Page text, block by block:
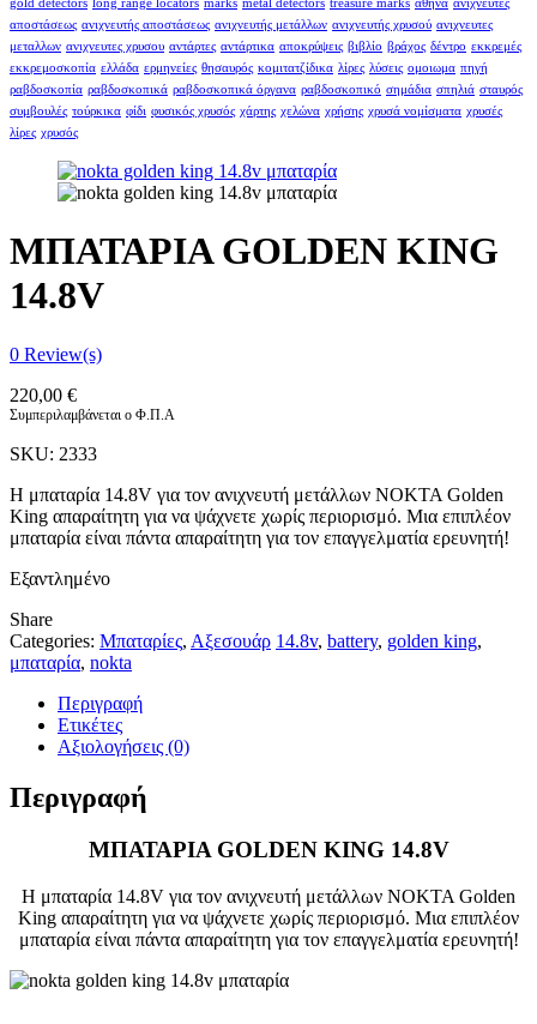
gold detectors long range locators marks metal detectors treasure marks αθήνα ανιχνευτές
αποστάσεως ανιχνευτής αποστάσεως ανιχνευτής μετάλλων ανιχνευτής χρυσού ανιχνευτες
μεταλλων ανιχνευτες χρυσου αντάρτες αντάρτικα αποκρύψεις βιβλίο βράχος δέντρο εκκρεμές
εκκρεμοσκοπία ελλάδα ερμηνείες θησαυρός κομιτατζίδικα λίρες λύσεις ομοιωμα πηγή
ραβδοσκοπία ραβδοσκοπικά ραβδοσκοπικά όργανα ραβδοσκοπικό σημάδια σπηλιά σταυρός
συμβουλές τούρκικα φίδι φυσικός χρυσός χάρτης χελώνα χρήσης χρυσά νομίσματα χρυσές
λίρες χρυσός
ΜΠΑΤΑΡΙΑ GOLDEN KING
14.8V
0 Review(s)
220,00 €
Συμπεριλαμβάνεται ο Φ.Π.Α
SKU: 2333
Η μπαταρία 14.8V για τον ανιχνευτή μετάλλων NOKTA Golden
King απαραίτητη για να ψάχνετε χωρίς περιορισμό. Μια επιπλέον
μπαταρία είναι πάντα απαραίτητη για τον επαγγελματία ερευνητή!
Εξαντλημένο
Share
Categories: Μπαταρίες, Αξεσουάρ 14.8v, battery, golden king,
μπαταρία, nokta
Περιγραφή
Ετικέτες
Αξιολογήσεις (0)
Περιγραφή
ΜΠΑΤΑΡΙΑ GOLDEN KING 14.8V
Η μπαταρία 14.8V για τον ανιχνευτή μετάλλων NOKTA Golden
King απαραίτητη για να ψάχνετε χωρίς περιορισμό. Μια επιπλέον
μπαταρία είναι πάντα απαραίτητη για τον επαγγελματία ερευνητή!